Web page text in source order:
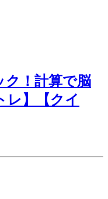
ク！計算で脳
レ】【クイ